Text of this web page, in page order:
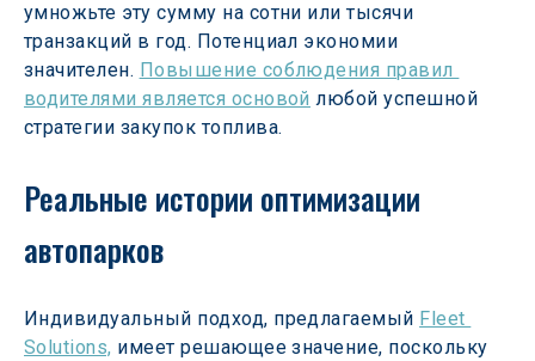
умножьте эту сумму на сотни или тысячи
транзакций в год. Потенциал экономии
значителен. Повышение соблюдения правил
водителями является основой любой успешной
стратегии закупок топлива.
Реальные истории оптимизации
автопарков
Индивидуальный подход, предлагаемый Fleet
Solutions, имеет решающее значение, поскольку